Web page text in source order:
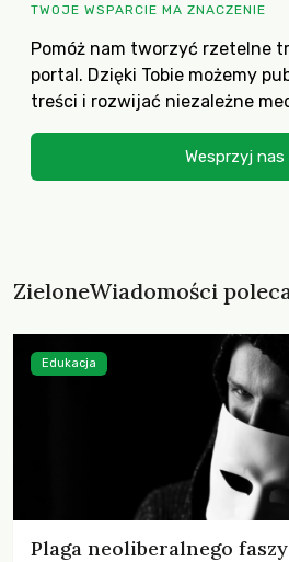
TWOJE WSPARCIE MA ZNACZENIE
Pomóż nam tworzyć rzetelne
portal. Dzięki Tobie możemy
treści i rozwijać niezależne
Wesprzyj
ZieloneWiadomości
Plaga neoliberalnego
Edukacja